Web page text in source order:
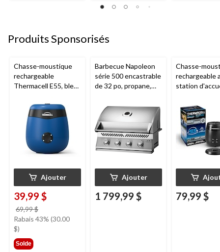
Produits Sponsorisés
Chasse-moustique
rechargeable
Thermacell E55, bleu
Ajouter
39,99 $
69,99 $
était
Rabais 43% (30.00
$)
Solde
Barbecue Napoleon
série 500 encastrable
de 32 po, propane,
Ajouter
1 799,99 $
Chasse-
rechargeable
station
charbon
79,99 $